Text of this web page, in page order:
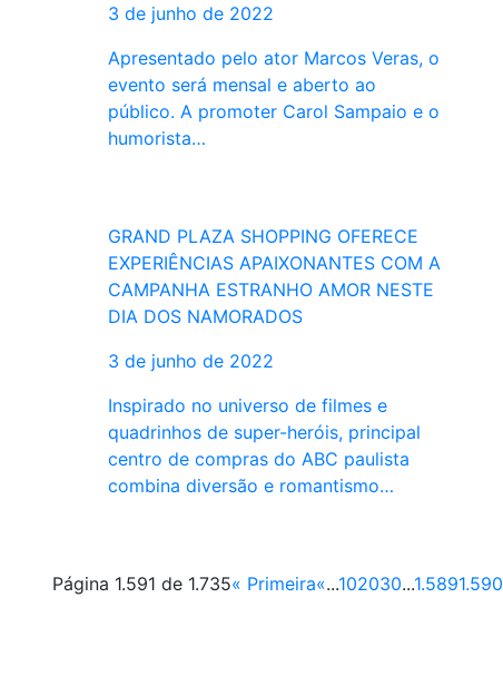
3 de junho de 2022
Apresentado pelo ator Marcos Veras, o
evento será mensal e aberto ao
público. A promoter Carol Sampaio e o
humorista…
GRAND PLAZA SHOPPING OFERECE
EXPERIÊNCIAS APAIXONANTES COM A
CAMPANHA ESTRANHO AMOR NESTE
DIA DOS NAMORADOS
3 de junho de 2022
Inspirado no universo de filmes e
quadrinhos de super-heróis, principal
centro de compras do ABC paulista
combina diversão e romantismo…
Página 1.591 de 1.735« Primeira«...102030...1.5891.590